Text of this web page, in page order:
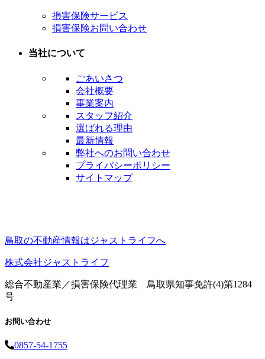
損害保険サービス
損害保険お問い合わせ
当社について
ごあいさつ
会社概要
事業案内
スタッフ紹介
選ばれる理由
最新情報
弊社へのお問い合わせ
プライバシーポリシー
サイトマップ
鳥取の不動産情報はジャストライフへ
株式会社ジャストライフ
総合不動産業／損害保険代理業 鳥取県知事免許(4)第1284
号
お問い合わせ
0857-54-1755